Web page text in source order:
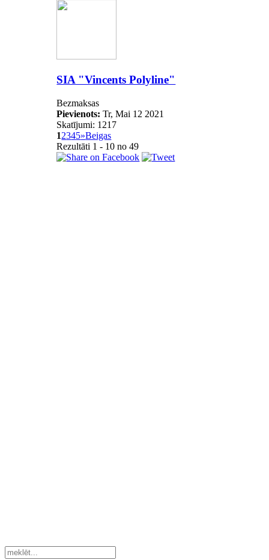
SIA "Vincents Polyline"
Bezmaksas
Pievienots: Tr, Mai 12 2021
Skatījumi: 1217
12345»Beigas
Rezultāti 1 - 10 no 49